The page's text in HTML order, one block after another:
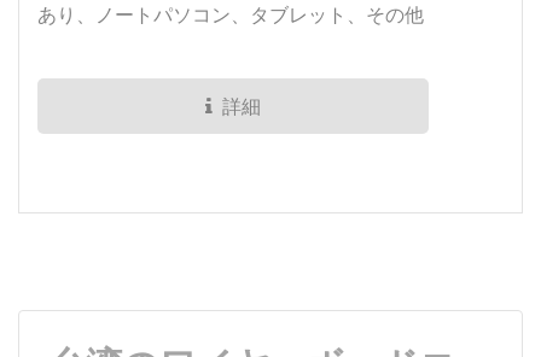
あり、ノートパソコン、タブレット、その他
ます。
詳細